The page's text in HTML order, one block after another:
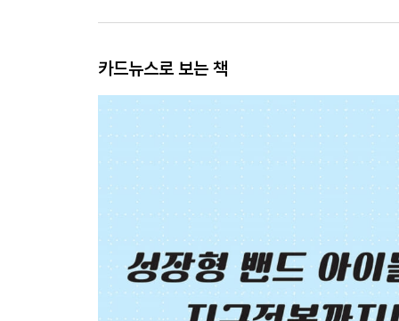
카드뉴스로 보는 책